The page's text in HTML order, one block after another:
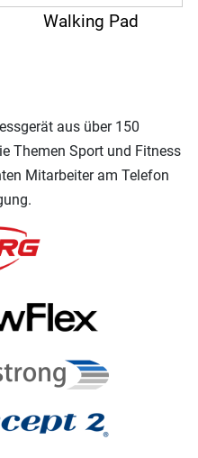
Walking Pad
aus über 150
Themen Sport und Fitness
Mitarbeiter am Telefon